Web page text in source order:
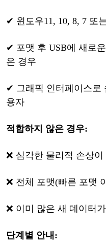
✔ 윈도우11 , 10, 8, 7 또
✔ 포맷 후 USB에 새로
은 경우
✔ 그래픽 인터페이스로
용자
적합하지 않은 경우:
❌ 심각한 물리적 손상이
❌ 전체 포맷(빠른 포맷
❌ 이미 많은 새 데이터가
단계별 안내 :